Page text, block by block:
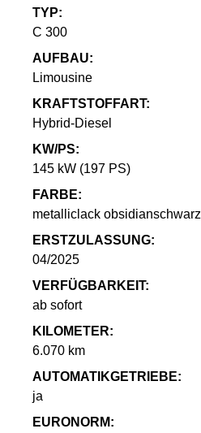
TYP:
C 300
AUFBAU:
Limousine
KRAFTSTOFFART:
Hybrid-Diesel
KW/PS:
145 kW (197 PS)
FARBE:
metalliclack obsidianschwarz
ERSTZULASSUNG:
04/2025
VERFÜGBARKEIT:
ab sofort
KILOMETER:
6.070 km
AUTOMATIKGETRIEBE:
ja
EURONORM: